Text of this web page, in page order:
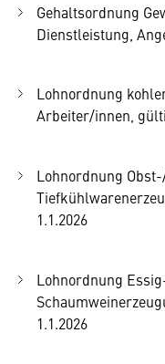
Gehaltsordnung
Dienstleistung,
Lohnordnung
Arbeiter/innen,
Lohnordnung
1.1.2026
Lohnordnung
1.1.2026